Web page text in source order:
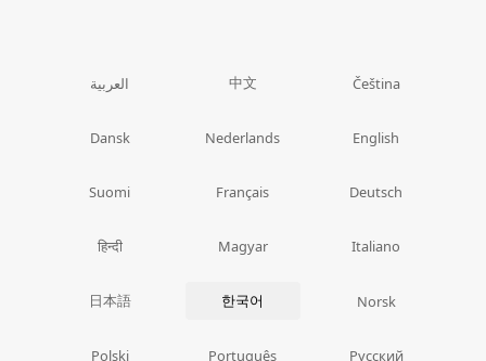
العربية 中文 Čeština
Dansk Nederlands English
Suomi Français Deutsch
हिन्दी Magyar Italiano
日本語 한국어 Norsk
Polski Português Русский